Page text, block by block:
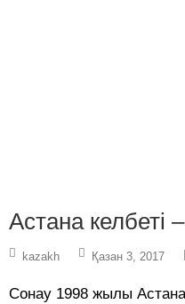
Астана келбеті
kazakh Қазан 3, 2017
Сонау 1998 жылы